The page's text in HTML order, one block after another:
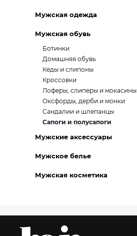
Мужская одежда
Мужская обувь
Ботинки
Домашняя обувь
Кеды и слипоны
Кроссовки
Лоферы, слиперы и мокасины
Оксфорды, дерби и монки
Сандалии и шлепанцы
Сапоги и полусапоги
Мужские аксессуары
Мужское белье
Мужская косметика